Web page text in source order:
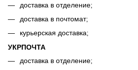
доставка в отделение;
доставка в почтомат;
курьерская доставка;
УКРПОЧТА
доставка в отделение;